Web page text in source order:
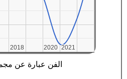
2018
2018 2020
2020 2021
2021